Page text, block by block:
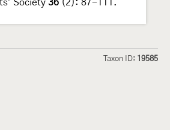
Society 36 (2): 87-111.
Taxon ID: 19585